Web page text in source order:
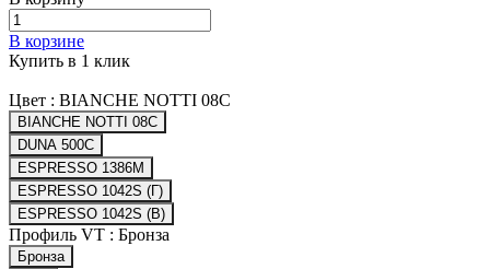
В корзине
Купить в 1 клик
Цвет : BIANCHE NOTTI 08C
BIANCHE NOTTI 08C
DUNA 500C
ESPRESSO 1386M
ESPRESSO 1042S (Г)
ESPRESSO 1042S (В)
Профиль VT : Бронза
Бронза